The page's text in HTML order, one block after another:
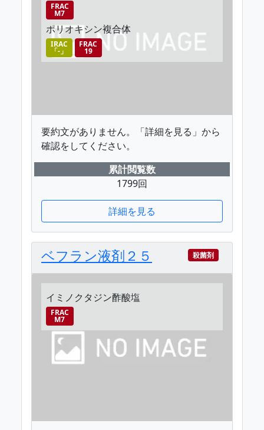
FRAC
M7
ポリオキシン複合体
IRAC
「-」
FRAC
19
要約文がありません。「詳細を見る」から
確認をしてください。
累計閲覧数
1799回
詳細を見る
ベフラン液剤２５ 殺菌剤
イミノクタジン酢酸塩
FRAC
M7